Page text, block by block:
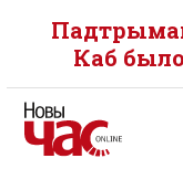
Каб